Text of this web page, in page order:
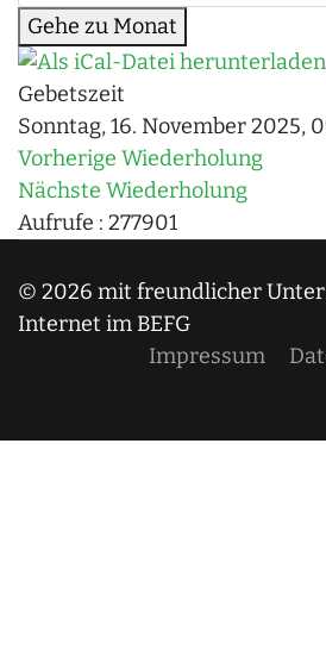
Gehe zu Monat
Gebetszeit
Sonntag, 16. November 2025,
Vorherige Wiederholung
Nächste Wiederholung
Aufrufe : 277901
© 2026 mit freundlicher
Internet im BEFG
Impressum